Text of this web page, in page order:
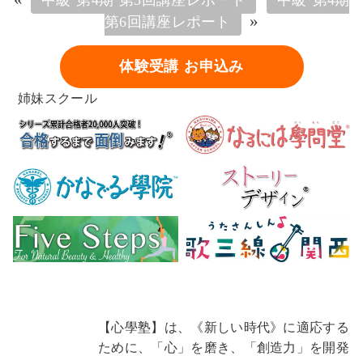
第6回講座レポート
»
体験受講 お申込み
姉妹スクール
【心學塾】は、《新しい時代》に適応する
ために、「心」を磨き、「創造力」を開発